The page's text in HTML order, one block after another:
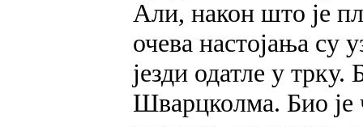
Али, након што је
очева настојања су
језди одатле у
Шварцколма. Био је